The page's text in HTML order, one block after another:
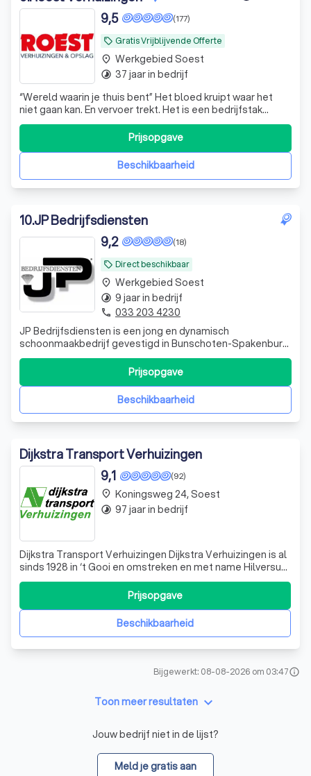
local_offer Gratis Vrijblijvende Offerte
(177)
9,5
“Wereld waarin je thuis bent” Het bloed kruipt waar het
niet gaan kan. En vervoer trekt. Het is een bedrijfstak
waarin ik me thuis voel””, zegt Wim Roest. Sinds 1987
eigenaar van W. Roest Verhuizingen, een bedrijf dat
gevestigd is op De Steiger 203 in Almere Haven. We
verhuizen zowel bedrijven alsBeschikbaarheid
Prijsopgave
place Werkgebied Soest
timelapse 37 jaar in bedrijf
10.JP Bedrijfsdiensten
local_offer Direct beschikbaar
(18)
9,2
JP Bedrijfsdiensten is een jong en dynamisch
schoonmaakbedrijf gevestigd in Bunschoten-Spakenburg.
Sinds 2017 leveren wij hoogwaardige
schoonmaakdiensten door heel Nederland. Ons team
staat bekend om zijn betrouwbaarheid, flexibiliteit en
uitstekende klantenservice. Waarom kiezen voor JPBeschikbaarheid
Prijsopgave
place Werkgebied Soest
timelapse 9 jaar in bedrijf
phone 033 203 4230
Dijkstra Transport Verhuizingen
(92)
9,1
Dijkstra Transport Verhuizingen Dijkstra Verhuizingen is al
sinds 1928 in ‘t Gooi en omstreken en met name Hilversum
dé naam voor particuliere en zakelijke verhuizingen. Wij
verhuizen niet alleen binnen ‘t Gooi of binnen Nederland.
We hebben ook veel ervaring met verhuizingen naar het
Beschikbaarheid
Prijsopgave
place Koningsweg 24, Soest
timelapse 97 jaar in bedrijf
Bijgewerkt: 08-08-2026 om 03:47info
Toon meer resultaten keyboard_arrow_down
Jouw bedrijf niet in de lijst?
Meld je gratis aan